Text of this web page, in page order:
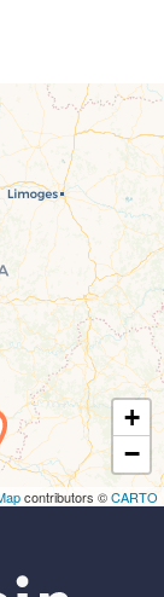
+
−
contributors ©CARTO